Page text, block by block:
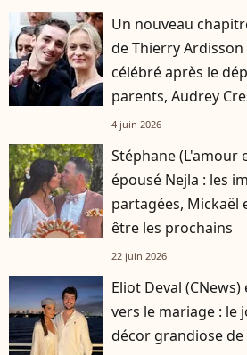
Un nouveau
de Thierry
célébré après le
parents, Audrey
premières loges
4 juin 2026
Stéphane (L'amour
épousé Nejla : les
partagées, Mickaël
être les prochains
22 juin 2026
Eliot Deval
vers le mariage : le
décor grandiose